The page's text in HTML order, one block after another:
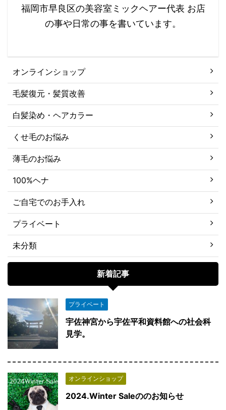
とり清潔にしていきま
す。 髪の毛に ...
福岡市早良区の美容室ミックヘアー代表 お店
の事や日常の事を書いています。
オンラインショップ
毛髪復元・髪質改善
白髪染め・ヘアカラー
くせ毛のお悩み
薄毛のお悩み
100%ヘナ
ご自宅でのお手入れ
プライベート
未分類
新着記事
プライベート
宇佐神宮から宇佐平和資料館への社会科
見学。
オンラインショップ
2024.Winter Saleののお知らせ